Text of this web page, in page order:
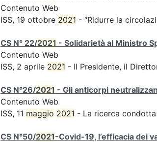
Contenuto Web
ISS, 19 ottobre 2021 - “Ridurre la
CS N° 22/2021 - Solidarietà al Ministro
Contenuto Web
ISS, 2 aprile 2021 - Il Presidente, il
CS N°26/2021 - Gli anticorpi
Contenuto Web
ISS, 11 maggio 2021 - La ricerca
CS N°50/2021-Covid-19, l’efficacia dei